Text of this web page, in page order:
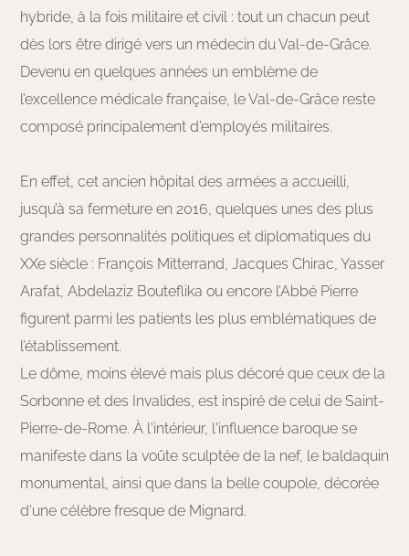
hybride, à la fois militaire et civil : tout un chacun peut
dès lors être dirigé vers un médecin du Val-de-Grâce.
Devenu en quelques années un emblème de
l’excellence médicale française, le Val-de-Grâce reste
composé principalement d’employés militaires.
En effet, cet ancien hôpital des armées a accueilli,
jusqu’à sa fermeture en 2016, quelques unes des plus
grandes personnalités politiques et diplomatiques du
XXe siècle : François Mitterrand, Jacques Chirac, Yasser
Arafat, Abdelaziz Bouteflika ou encore l’Abbé Pierre
figurent parmi les patients les plus emblématiques de
l’établissement.
Le dôme, moins élevé mais plus décoré que ceux de la
Sorbonne et des Invalides, est inspiré de celui de Saint-
Pierre-de-Rome. À l'intérieur, l'influence baroque se
manifeste dans la voûte sculptée de la nef, le baldaquin
monumental, ainsi que dans la belle coupole, décorée
d'une célèbre fresque de Mignard.